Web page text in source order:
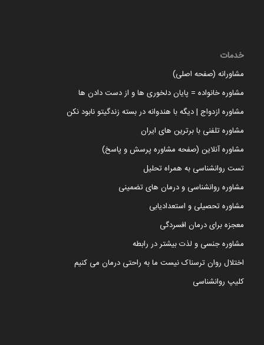
خدمات
مشاورانه (صفحه اصلی)
مشاوره خانواده = پایان دلخوری ها و از دست دادن ها
مشاوره ازدواج | دیگه با هندوانه در بسته زندگیتو نابود نکن
مشاوره تلفنی با برترین های ایران
مشاوره آنلاین (صفحه مشاوره پرسش و پاسخ)
تست روانشناسی به همراه تحلیل
مشاوره روانشناسی و درمان های تضمینی
مشاوره تحصیلی و استعدادیابی
معجزه برای درمان افسردگی
مشاوره جنسی و لذت بیشتر در رابطه
اختلال روان ترسناک نیست ما به راحتی درمان می کنیم
کلیپ روانشناسی